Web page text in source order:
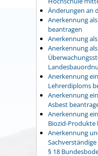
Änderungen an
Anerkennung
beantragen
Anerkennung
Anerkennung
Anerkennung
Lehrerdiploms
Anerkennung
Asbest
Anerkennung
Biozid-Produkte
Anerkennung
§ 18